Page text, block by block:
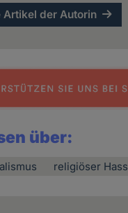
Artikel der Autorin
über:
religiöser Hass